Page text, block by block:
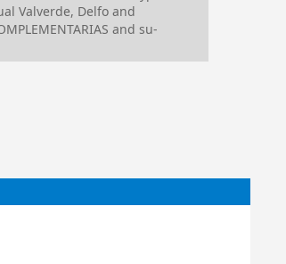
Valverde, Delfo and
and su-